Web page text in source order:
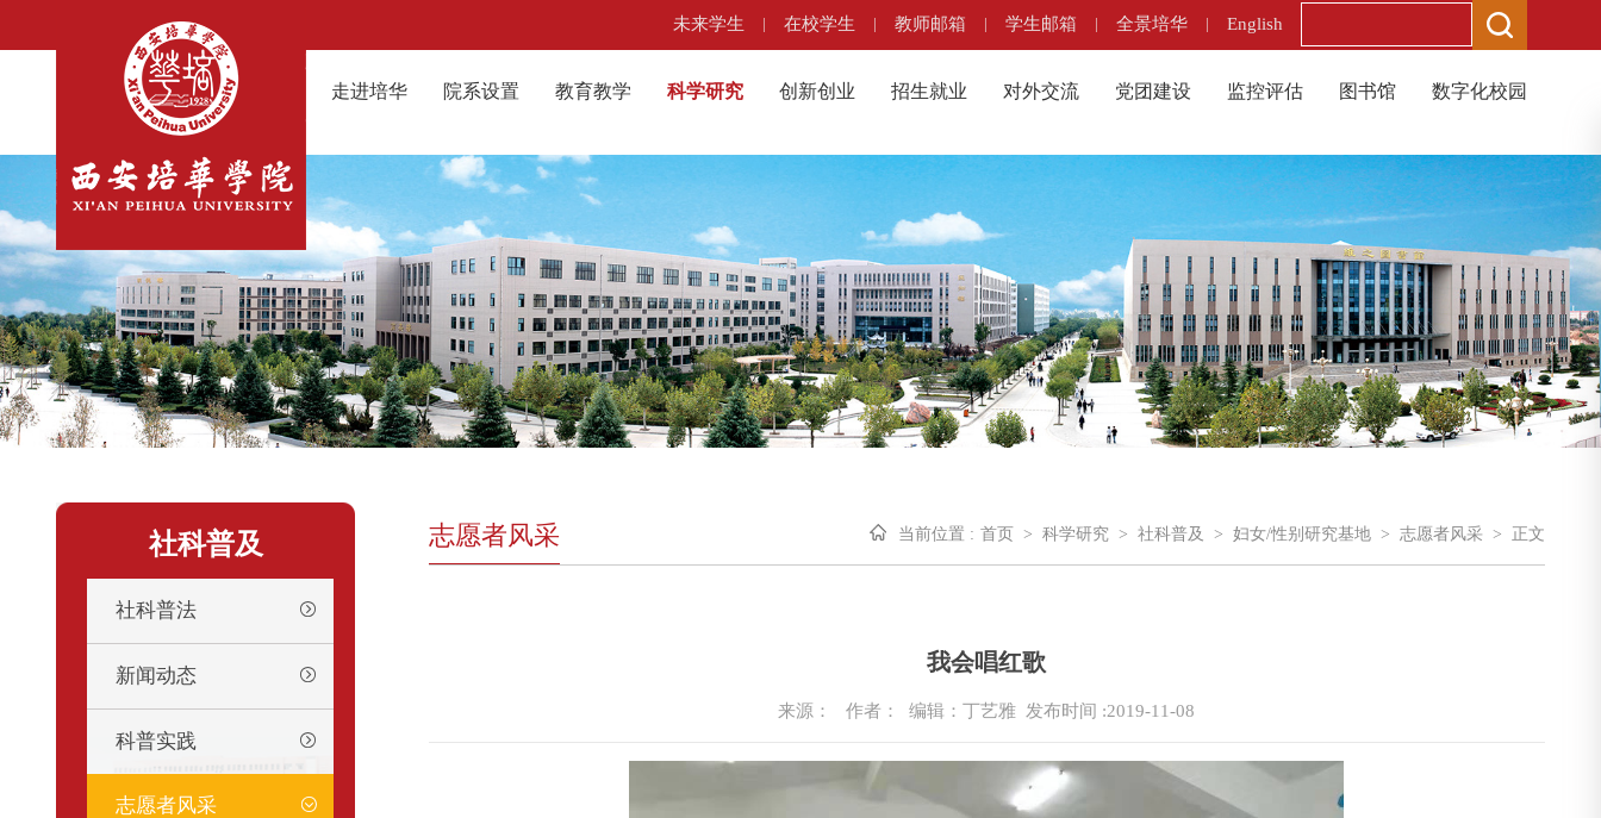
未来学生 | 在校学生 | 教师邮箱 | 学生邮箱 | 全景培华 | English
走进培华 院系设置 教育教学 科学研究 创新创业 招生就业 对外交流 党团建设 监控评估 图书馆 数字化校园
社科普及
社科普法
新闻动态
科普实践
志愿者风采
志愿者风采 当前位置 : 首页 > 科学研究 > 社科普及 > 妇女/性别研究基地 > 志愿者风采 > 正文
我会唱红歌
来源： 作者： 编辑：丁艺雅 发布时间 :2019-11-08